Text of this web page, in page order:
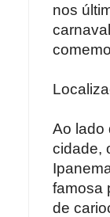
nos
Ao lado
cidade,
famosa
de